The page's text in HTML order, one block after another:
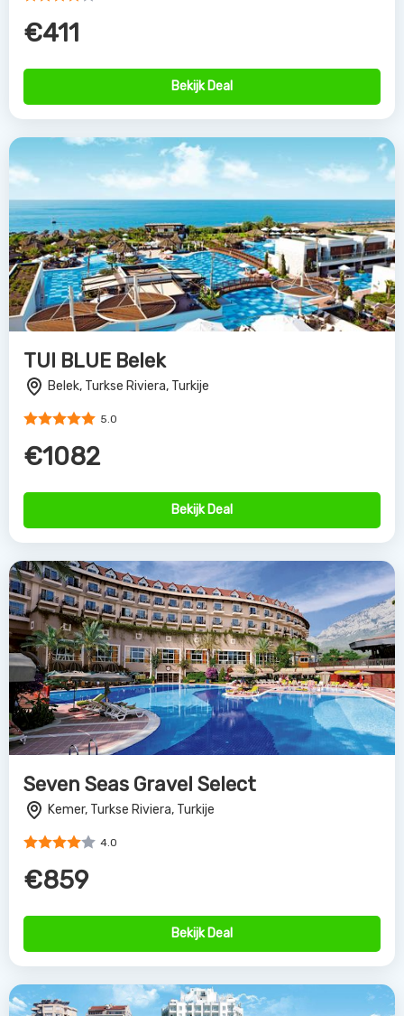
€411
Bekijk Deal
TUI BLUE Belek
Belek, Turkse Riviera, Turkije
5.0
€1082
Bekijk Deal
Seven Seas Gravel Select
Kemer, Turkse Riviera, Turkije
4.0
€859
Bekijk Deal